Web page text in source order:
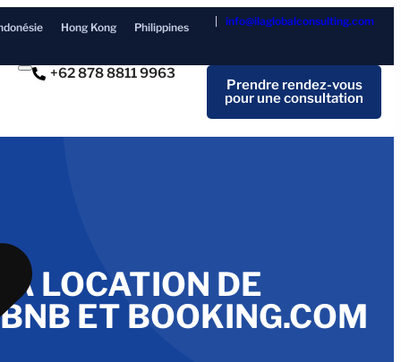
Hong Kong Philippines info@ilaglobalconsulting.com
+62 878 8811 9963
Prendre rendez-vous
pour une consultation
LOCATION DE
ET BOOKING.COM